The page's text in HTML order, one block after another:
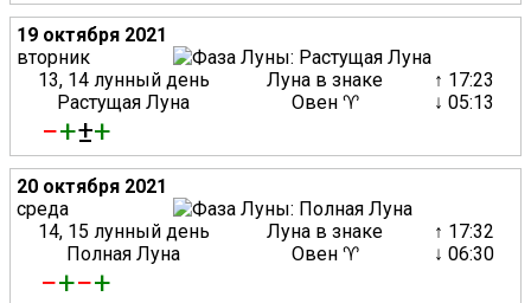
19 октября 2021
вторник
13, 14 лунный день
Растущая Луна
Луна в знаке
Овен ♈
↑ 17:23
↓ 05:13
−+±+
20 октября 2021
среда
14, 15 лунный день
Полная Луна
Луна в знаке
Овен ♈
↑ 17:32
↓ 06:30
−+−+